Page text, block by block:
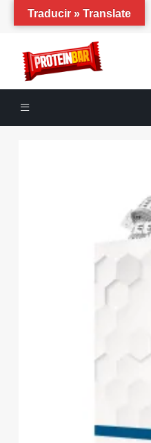
Traducir » Translate